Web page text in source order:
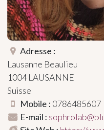
Adresse :
Lausanne Beaulieu
1004 LAUSANNE
Suisse
Mobile : 0786485607
E-mail :